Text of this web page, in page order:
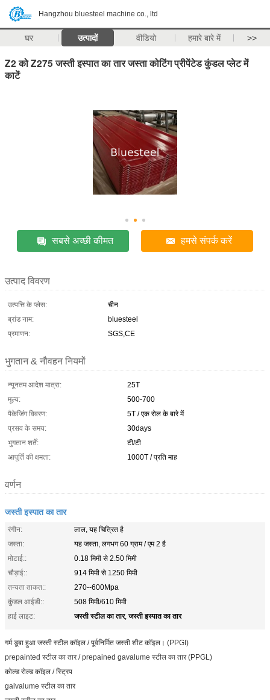
Hangzhou bluesteel machine co., ltd
घर उत्पादों वीडियो हमारे बारे में >>
Z2 को Z275 जस्ती इस्पात का तार जस्ता कोटिंग प्रीपेंटेड कुंडल प्लेट में
काटें
सबसे अच्छी कीमत हमसे संपर्क करें
उत्पाद विवरण
उत्पत्ति के प्लेस:
चीन
ब्रांड नाम:
bluesteel
प्रमाणन:
SGS,CE
भुगतान & नौवहन नियमों
न्यूनतम आदेश मात्रा:
25T
मूल्य:
500-700
पैकेजिंग विवरण:
5T / एक रोल के बारे में
प्रसव के समय:
30days
भुगतान शर्तें:
टी/टी
आपूर्ति की क्षमता:
1000T / प्रति माह
वर्णन
जस्ती इस्पात का तार
रंगीन:
लाल, यह चित्रित है
जस्ता:
यह जस्ता, लगभग 60 ग्राम / एम 2 है
मोटाई::
0.18 मिमी से 2.50 मिमी
चौड़ाई::
914 मिमी से 1250 मिमी
तन्यता ताकत::
270--600Mpa
कुंडल आईडी::
508 मिमी/610 मिमी
हाई लाइट:
जस्ती स्टील का तार,जस्ती इस्पात का तार
गर्म डूबा हुआ जस्ती स्टील कॉइल / पूर्वनिर्मित जस्ती शीट कॉइल। (PPGI)
prepainted स्टील का तार / prepained gavalume स्टील का तार (PPGL)
कोल्ड रोल्ड कॉइल / स्ट्रिप
galvalume स्टील का तार